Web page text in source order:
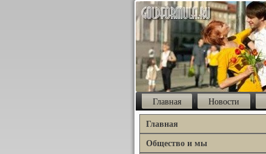
Главная Новости
Главная
Общество и мы